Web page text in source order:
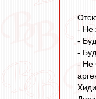
- Не
-
-
- Не